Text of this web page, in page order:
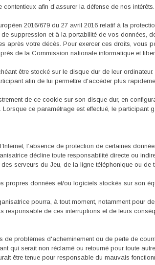
afin d’assurer la défense de nos intérêts.
2016/679 du 27 avril 2016 relatif à la
suppression et à la portabilité de vos données,
votre décès. Pour exercer ces droits, vous
de la Commission nationale informatique et
être stocké sur le disque dur de leur
afin de lui permettre d'accéder plus
de ce cookie sur son disque dur, en
ce paramétrage est effectué, le
l’absence de protection de certaines
décline toute responsabilité directe ou
serveurs du Jeu, de la ligne téléphonique ou de
données et/ou logiciels stockés sur son
pourra, à tout moment, notamment pour
de ces interruptions et de leurs
problèmes d'acheminement ou de perte de
qui serait non réclamé ou retourné pour toute
être tenue pour responsable du mauvais